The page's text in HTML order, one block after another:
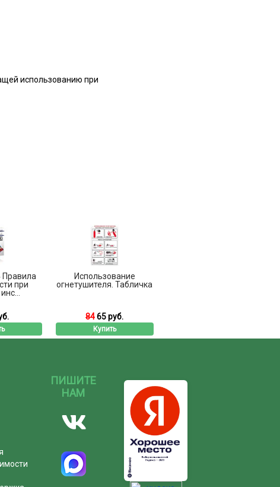
использованию при
Правила
при
Использование
огнетушителя. Табличка
8465 руб.
Купить
ПИШИТЕ
НАМ